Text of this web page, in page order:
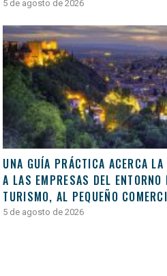
5 de agosto de 2026
UNA GUÍA PRÁCTICA ACERCA
A LAS EMPRESAS DEL
TURISMO, AL PEQUEÑO
5 de agosto de 2026